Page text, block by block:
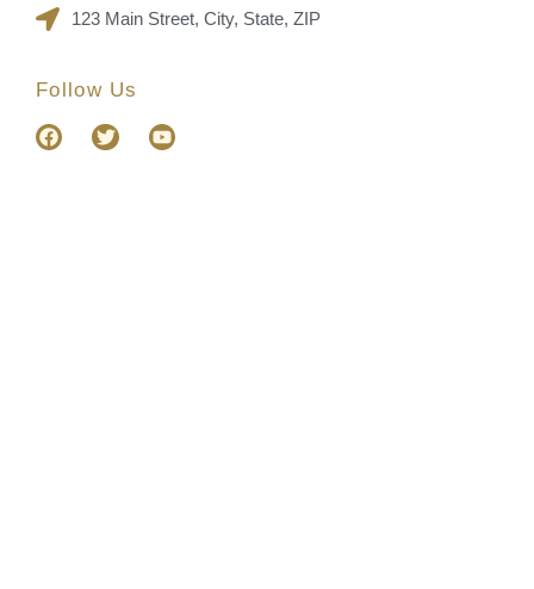
123 Main Street, City, State, ZIP
Follow Us